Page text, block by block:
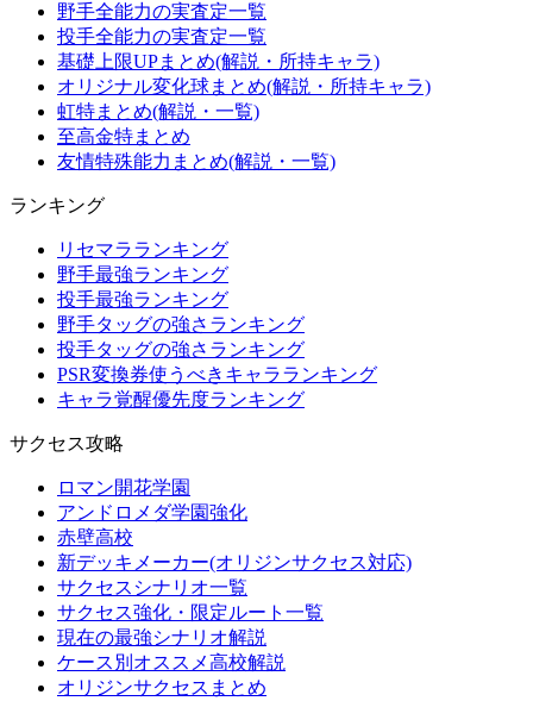
野手全能力の実査定一覧
投手全能力の実査定一覧
基礎上限UPまとめ(解説・所持キャラ)
オリジナル変化球まとめ(解説・所持キャラ)
虹特まとめ(解説・一覧)
至高金特まとめ
友情特殊能力まとめ(解説・一覧)
ランキング
リセマラランキング
野手最強ランキング
投手最強ランキング
野手タッグの強さランキング
投手タッグの強さランキング
PSR変換券使うべきキャラランキング
キャラ覚醒優先度ランキング
サクセス攻略
ロマン開花学園
アンドロメダ学園強化
赤壁高校
新デッキメーカー(オリジンサクセス対応)
サクセスシナリオ一覧
サクセス強化・限定ルート一覧
現在の最強シナリオ解説
ケース別オススメ高校解説
オリジンサクセスまとめ